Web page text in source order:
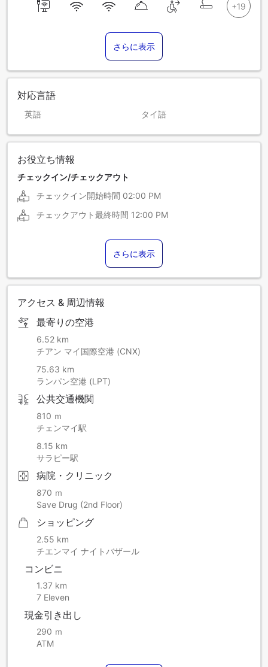
さらに表示
対応言語
英語 タイ語
お役立ち情報
チェックイン/チェックアウト
チェックイン開始時間 02:00 PM
チェックアウト最終時間 12:00 PM
さらに表示
アクセス & 周辺情報
最寄りの空港
6.52 km
チアン マイ国際空港 (CNX)
75.63 km
ランパン空港 (LPT)
公共交通機関
810 ｍ
チェンマイ駅
8.15 km
サラピー駅
病院・クリニック
870 ｍ
Save Drug (2nd Floor)
ショッピング
2.55 km
チエンマイ ナイトバザール
コンビニ
1.37 km
7 Eleven
現金引き出し
290 ｍ
ATM